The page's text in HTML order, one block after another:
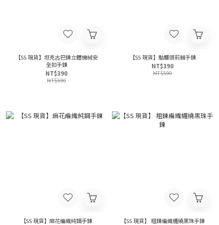
【SS 現貨】坦克古巴鍊立體機械安
全扣手鍊
NT$390
NT$590
【SS 現貨】骷髏頭荊棘手鍊
NT$390
NT$590
【SS 現貨】麻花編織純鋼手鍊
【SS 現貨】 粗鍊編織纏繞黑珠手鍊